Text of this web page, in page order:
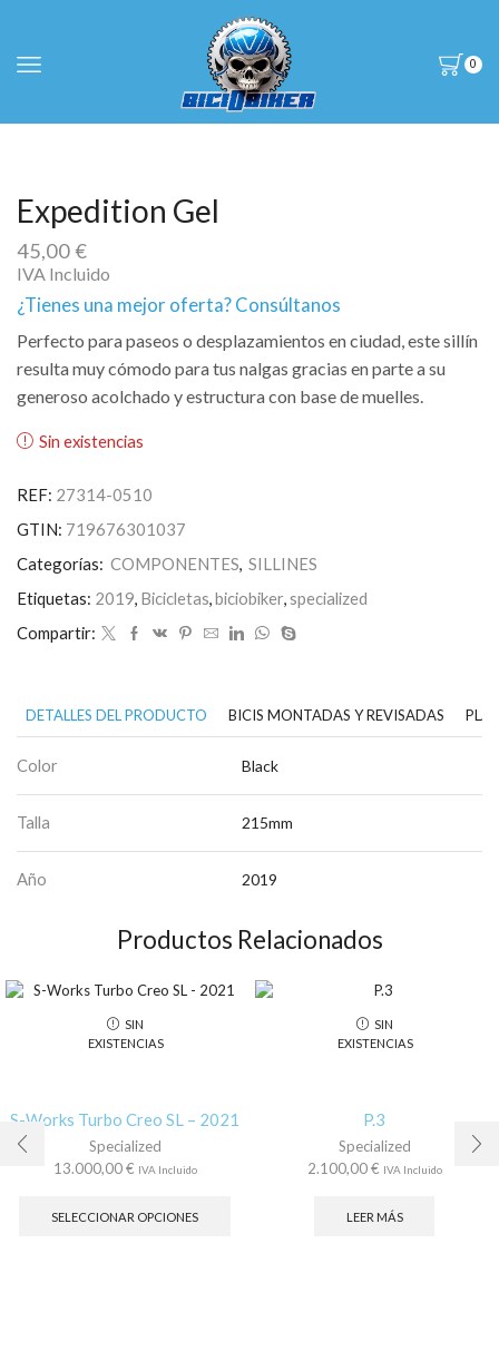
0
Expedition Gel
45,00€
IVA Incluido
¿Tienes una mejor oferta? Consúltanos
Perfecto para paseos o desplazamientos en ciudad, este sillín
resulta muy cómodo para tus nalgas gracias en parte a su
generoso acolchado y estructura con base de muelles.
Sin existencias
REF: 27314-0510
GTIN: 719676301037
Categorías: COMPONENTES, SILLINES
Etiquetas: 2019, Bicicletas,biciobiker,specialized
Compartir:
DETALLES DEL PRODUCTO BICIS MONTADAS Y REVISADAS
Color Black
Talla 215mm
Año 2019
Productos Relacionados
SIN
EXISTENCIAS
S-Works Turbo Creo SL – 2021
Specialized
13.000,00€ IVA Incluido
SELECCIONAR OPCIONES
SIN
EXISTENCIAS
P.3
Specialized
2.100,00€ IVA Incluido
LEER MÁS